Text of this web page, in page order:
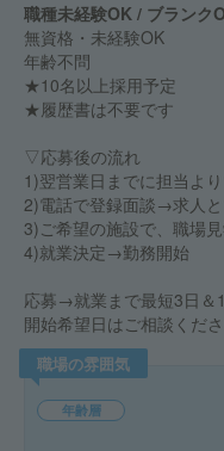
職種未経験OK / ブランク
無資格・未経験OK
年齢不問
★10名以上採用予定
★履歴書は不要です
▽応募後の流れ
1)翌営業日までに担当よ
2)電話で登録面談→求人
3)ご希望の施設で、職場
4)就業決定→勤務開始
応募→就業まで最短3日＆
開始希望日はご相談くだ
職場の雰囲気
年齢層